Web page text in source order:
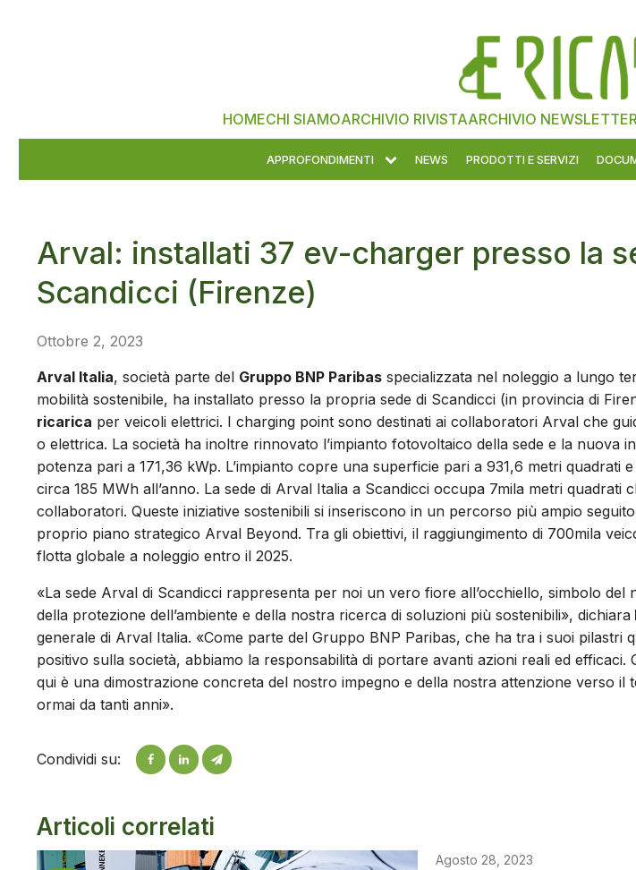
HOMECHI SIAMOARCHIVIO RIVISTAARCHIVIO NEWSLETTER
APPROFONDIMENTI NEWS PRODOTTI E SERVIZI
Arval: installati 37 ev-charger presso la
Scandicci (Firenze)
Ottobre 2, 2023
Arval Italia, società parte del Gruppo BNP Paribas specializzata nel noleggio a lungo
mobilità sostenibile, ha installato presso la propria sede di Scandicci (in provincia di
ricarica per veicoli elettrici. I charging point sono destinati ai collaboratori Arval che
o elettrica. La società ha inoltre rinnovato l’impianto fotovoltaico della sede e la nuova
potenza pari a 171,36 kWp. L’impianto copre una superficie pari a 931,6 metri quadrati
circa 185 MWh all’anno. La sede di Arval Italia a Scandicci occupa 7mila metri quadrati
collaboratori. Queste iniziative sostenibili si inseriscono in un percorso più ampio
proprio piano strategico Arval Beyond. Tra gli obiettivi, il raggiungimento di 700mila
flotta globale a noleggio entro il 2025.
«La sede Arval di Scandicci rappresenta per noi un vero fiore all’occhiello, simbolo del
della protezione dell’ambiente e della nostra ricerca di soluzioni più sostenibili», dichiara
generale di Arval Italia. «Come parte del Gruppo BNP Paribas, che ha tra i suoi pilastri
positivo sulla società, abbiamo la responsabilità di portare avanti azioni reali ed efficaci.
qui è una dimostrazione concreta del nostro impegno e della nostra attenzione verso il
ormai da tanti anni».
Condividi su:
Articoli correlati
Agosto 28, 2023